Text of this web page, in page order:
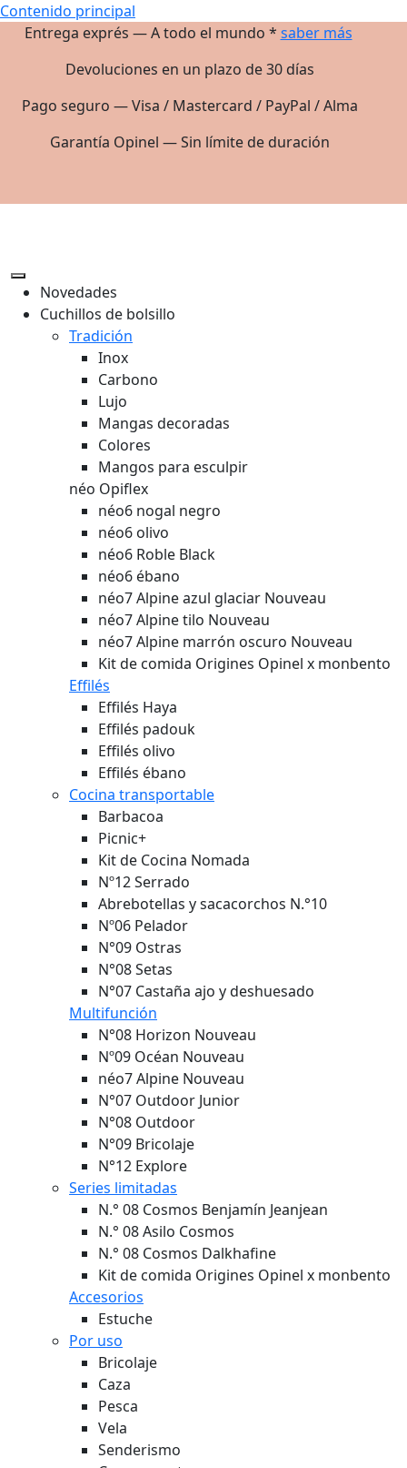
Contenido principal
Entrega exprés — A todo el mundo * saber más
Devoluciones en un plazo de 30 días
Pago seguro — Visa / Mastercard / PayPal / Alma
Garantía Opinel — Sin límite de duración
Novedades
Cuchillos de bolsillo
Tradición
Inox
Carbono
Lujo
Mangas decoradas
Colores
Mangos para esculpir
néo Opiflex
néo6 nogal negro
néo6 olivo
néo6 Roble Black
néo6 ébano
néo7 Alpine azul glaciar Nouveau
néo7 Alpine tilo Nouveau
néo7 Alpine marrón oscuro Nouveau
Kit de comida Origines Opinel x monbento
Effilés
Effilés Haya
Effilés padouk
Effilés olivo
Effilés ébano
Cocina transportable
Barbacoa
Picnic+
Kit de Cocina Nomada
Nº12 Serrado
Abrebotellas y sacacorchos N.°10
Nº06 Pelador
N°09 Ostras
N°08 Setas
N°07 Castaña ajo y deshuesado
Multifunción
N°08 Horizon Nouveau
Nº09 Océan Nouveau
néo7 Alpine Nouveau
N°07 Outdoor Junior
N°08 Outdoor
N°09 Bricolaje
N°12 Explore
Series limitadas
N.° 08 Cosmos Benjamín Jeanjean
N.° 08 Asilo Cosmos
N.° 08 Cosmos Dalkhafine
Kit de comida Origines Opinel x monbento
Accesorios
Estuche
Por uso
Bricolaje
Caza
Pesca
Vela
Senderismo